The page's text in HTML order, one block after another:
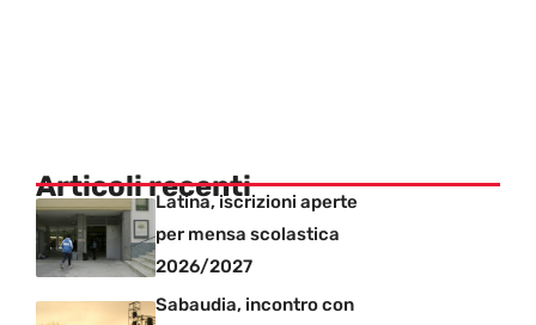
Articoli recentiLatina, iscrizioni aperte
per mensa scolastica
2026/2027
Sabaudia, incontro con